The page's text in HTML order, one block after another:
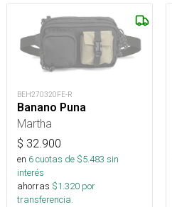
BEH270320FE-R
Banano Puna
Martha
$ 32.900
en 6cuotas de $5.483 sin
interés
ahorras $1.320 por
transferencia.